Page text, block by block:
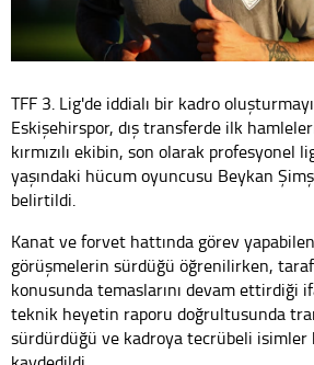
TFF 3. Lig'de iddialı bir kadro
Eskişehirspor, dış transferde ilk
kırmızılı ekibin, son olarak profesyonel
yaşındaki hücum oyuncusu Beykan
belirtildi.
Kanat ve forvet hattında görev
görüşmelerin sürdüğü öğrenilirken,
konusunda temaslarını devam ettirdiği
teknik heyetin raporu doğrultusunda
sürdürdüğü ve kadroya tecrübeli isimler